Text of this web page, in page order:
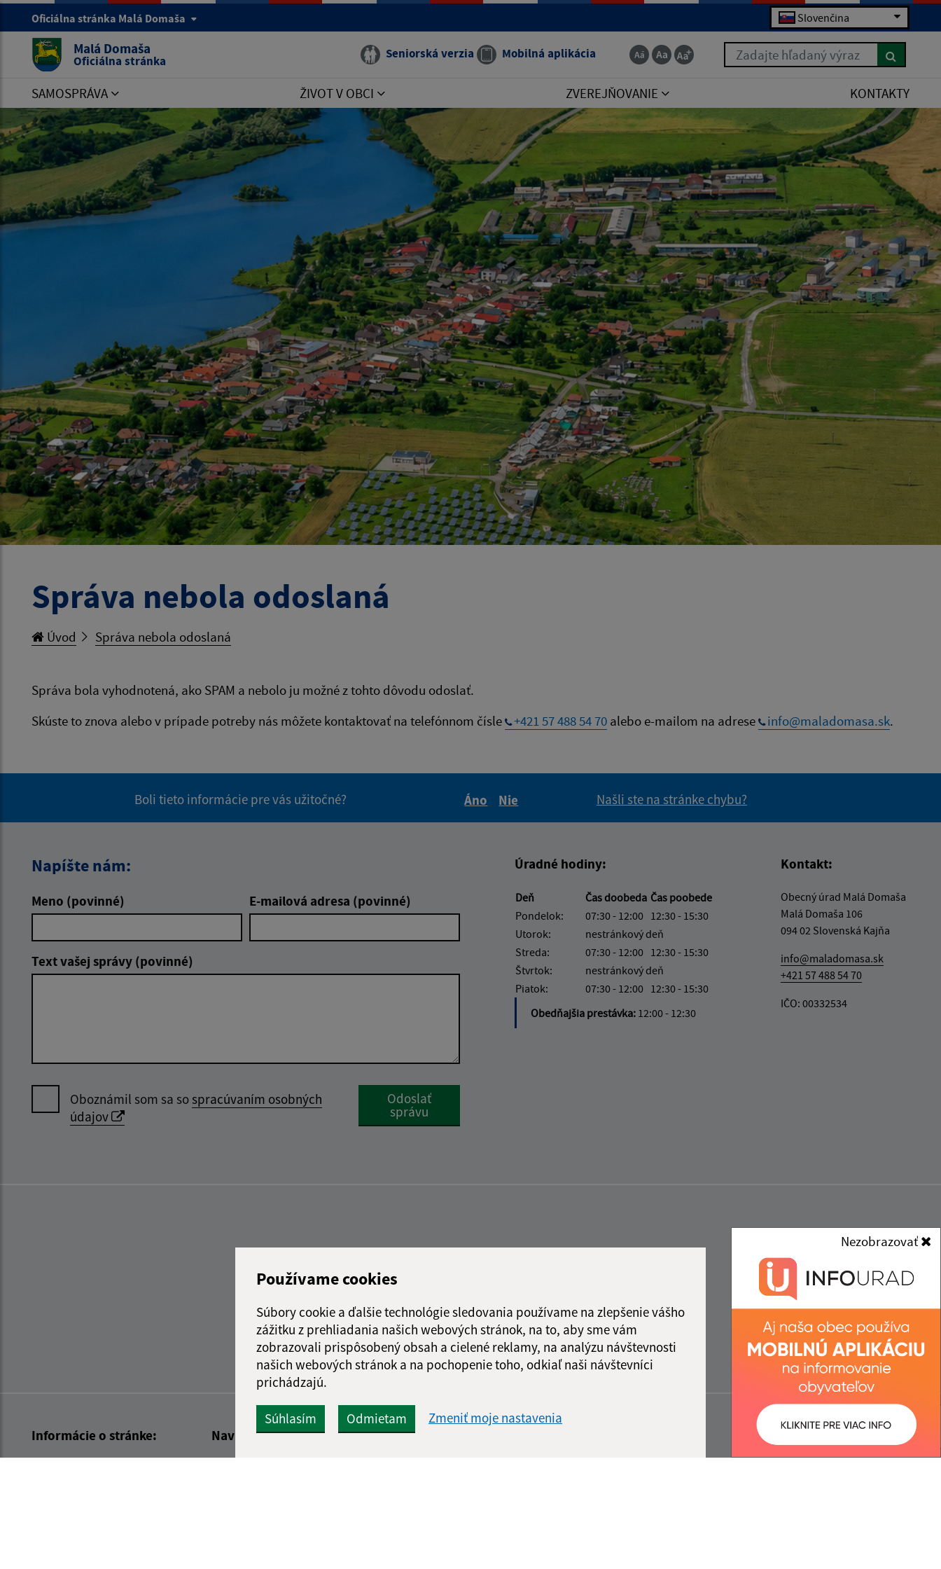
Používame cookies
Súbory cookie a ďalšie technológie sledovania používame na zlepšenie vášho
zážitku z prehliadania našich webových stránok, na to, aby sme vám
zobrazovali prispôsobený obsah a cielené reklamy, na analýzu návštevnosti
našich webových stránok a na pochopenie toho, odkiaľ naši návštevníci
prichádzajú.
Súhlasím Odmietam Zmeniť moje nastavenia
Nezobrazovať
Oficiálna stránka Malá Domaša Slovenčina
Malá Domaša
Oficiálna stránka Seniorská verzia Mobilná aplikácia Zadajte hľadaný výraz
SAMOSPRÁVA ŽIVOT V OBCI ZVEREJŇOVANIE KONTAKTY
Správa nebola odoslaná
Úvod Správa nebola odoslaná
Správa bola vyhodnotená, ako SPAM a nebolo ju možné z tohto dôvodu odoslať.
Skúste to znova alebo v prípade potreby nás môžete kontaktovať na telefónnom čísle
+421 57 488 54 70 alebo e-mailom na adrese info@maladomasa.sk.
Boli tieto informácie pre vás užitočné?
Áno
Nie
Našli ste na stránke chybu?
Napíšte nám:
Meno (povinné) E-mailová adresa (povinné)
Text vašej správy (povinné)
Oboznámil som sa sospracúvaním osobných
údajov
Google reCaptcha Response
Odoslať
správu
Úradné hodiny:
Deň Čas doobeda Čas poobede
Pondelok:
07:30 - 12:00 12:30 - 15:30
Utorok:
nestránkový deň
Streda:
07:30 - 12:00 12:30 - 15:30
Štvrtok:
nestránkový deň
Piatok:
07:30 - 12:00 12:30 - 15:30
Obedňajšia prestávka: 12:00 - 12:30
Kontakt:
Obecný úrad Malá Domaša
Malá Domaša 106
094 02 Slovenská Kajňa
info@maladomasa.sk
+421 57 488 54 70
IČO: 00332534
Informácie o stránke: Navigácia: Rýchle odkazy: Správca obsahu: